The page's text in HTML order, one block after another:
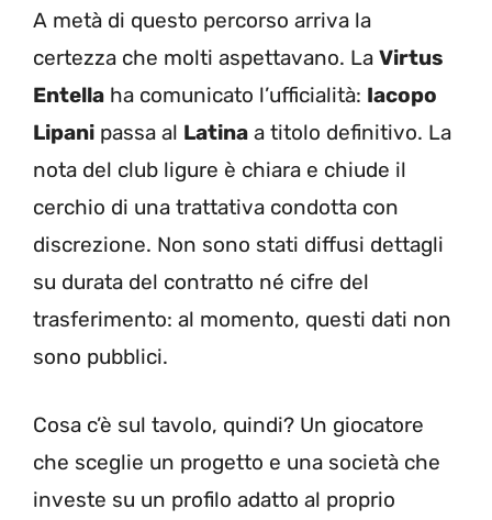
A metà di questo percorso arriva la
certezza che molti aspettavano. La Virtus
Entella ha comunicato l’ufficialità: Iacopo
Lipani passa al Latina a titolo definitivo. La
nota del club ligure è chiara e chiude il
cerchio di una trattativa condotta con
discrezione. Non sono stati diffusi dettagli
su durata del contratto né cifre del
trasferimento: al momento, questi dati non
sono pubblici.
Cosa c’è sul tavolo, quindi? Un giocatore
che sceglie un progetto e una società che
investe su un profilo adatto al proprio